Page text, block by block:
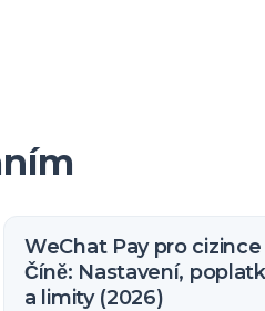
WeChat Pay pro cizince
Číně: Nastavení,
a limity (2026)